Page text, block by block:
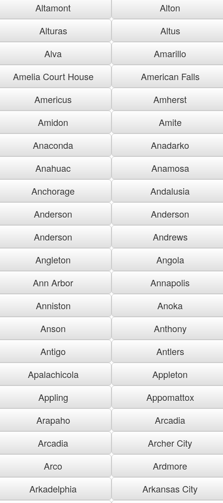
Altamont
Alton
Alturas
Altus
Alva
Amarillo
Amelia Court House
American Falls
Americus
Amherst
Amidon
Amite
Anaconda
Anadarko
Anahuac
Anamosa
Anchorage
Andalusia
Anderson
Anderson
Anderson
Andrews
Angleton
Angola
Ann Arbor
Annapolis
Anniston
Anoka
Anson
Anthony
Antigo
Antlers
Apalachicola
Appleton
Appling
Appomattox
Arapaho
Arcadia
Arcadia
Archer City
Arco
Ardmore
Arkadelphia
Arkansas City